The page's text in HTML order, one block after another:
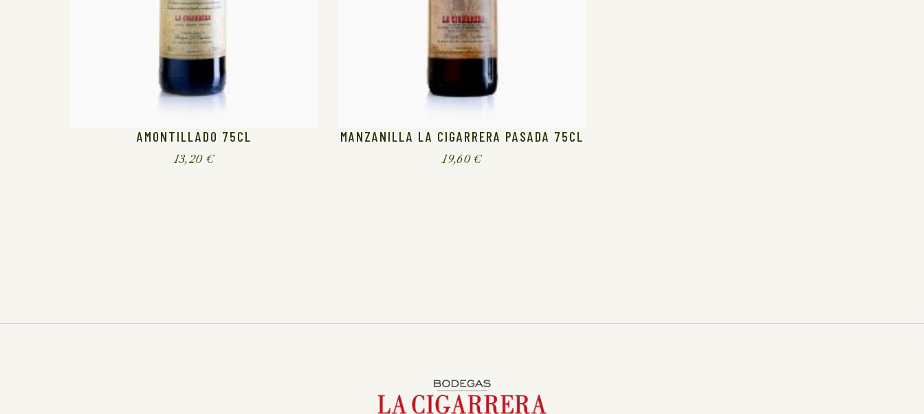
AMONTILLADO 75CL
13,20 €
MANZANILLA LA CIGARRERA PASADA 75CL
19,60€